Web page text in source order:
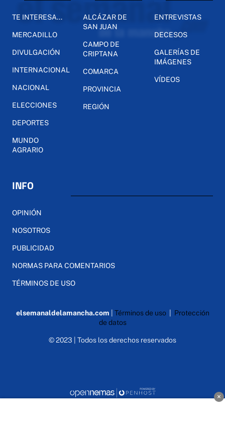
TE INTERESA...
MERCADILLO
DIVULGACIÓN
INTERNACIONAL
NACIONAL
ELECCIONES
DEPORTES
MUNDO
AGRARIO
ALCÁZAR DE
SAN JUAN
CAMPO DE
CRIPTANA
COMARCA
PROVINCIA
REGIÓN
ENTREVISTAS
DECESOS
GALERÍAS DE
IMÁGENES
VÍDEOS
INFO
OPINIÓN
NOSOTROS
PUBLICIDAD
NORMAS PARA COMENTARIOS
TÉRMINOS DE USO
elsemanaldelamancha.com Términos de uso| Protección
de datos
© 2023 | Todos los derechos reservados
×